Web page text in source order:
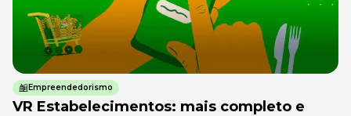
Empreendedorismo
VR Estabelecimentos: mais completo e